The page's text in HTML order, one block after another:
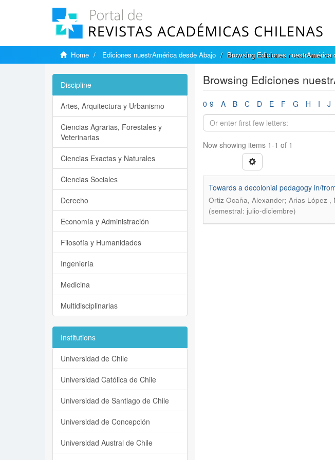
Home Ediciones nuestrAmérica desde Abajo Browsing Ediciones nuestrAmérica
Browsing Ediciones
0-9 A B C D E F G H I J
Now showing items 1-1 of 1
Towards a decolonial pedagogy in/
Ortiz Ocaña, Alexander; Arias López
(semestral: julio-diciembre)
Discipline
Artes, Arquitectura y Urbanismo
Ciencias Agrarias, Forestales y
Veterinarias
Ciencias Exactas y Naturales
Ciencias Sociales
Derecho
Economía y Administración
Filosofía y Humanidades
Ingeniería
Medicina
Multidisciplinarias
Institutions
Universidad de Chile
Universidad Católica de Chile
Universidad de Santiago de Chile
Universidad de Concepción
Universidad Austral de Chile